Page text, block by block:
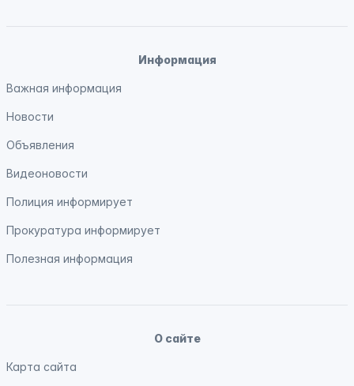
Информация
Важная информация
Новости
Объявления
Видеоновости
Полиция информирует
Прокуратура информирует
Полезная информация
О сайте
Карта сайта